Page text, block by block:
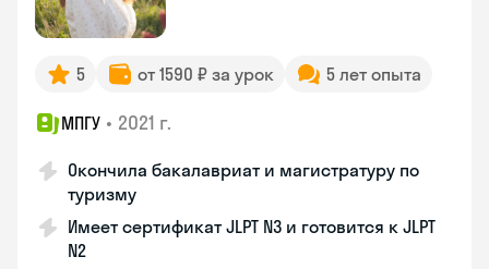
5 от 1590 ₽ за урок 5 лет опыта
МПГУ • 2021 г.
Окончила бакалавриат и магистратуру по
туризму
Имеет сертификат JLPT N3 и готовится к JLPT
N2